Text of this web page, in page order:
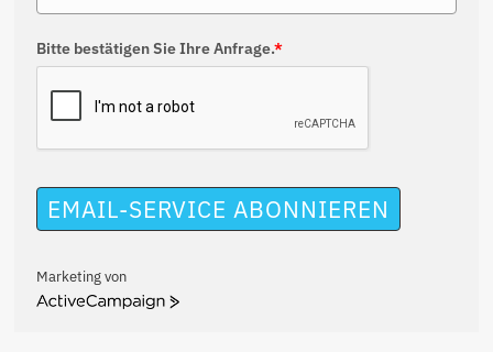
Bitte bestätigen Sie Ihre Anfrage.*
EMAIL-SERVICE ABONNIEREN
Marketing von
ActiveCampaign